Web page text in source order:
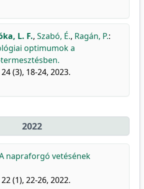
L. F., Szabó, É., Ragán, P.:
optimumok a
24 (3), 18-24, 2023.
2022
napraforgó vetésének
22 (1), 22-26, 2022.